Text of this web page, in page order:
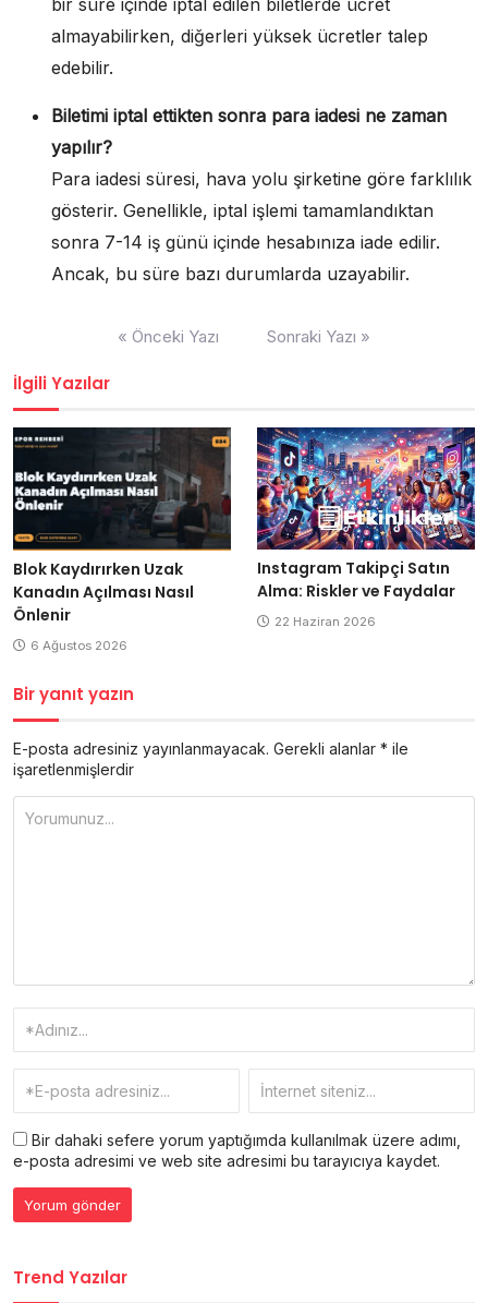
almayabilirken, diğerleri yüksek ücretler talep
edebilir.
Biletimi iptal ettikten sonra para iadesi ne zaman
yapılır?
Para iadesi süresi, hava yolu şirketine göre farklılık
gösterir. Genellikle, iptal işlemi tamamlandıktan
sonra 7-14 iş günü içinde hesabınıza iade edilir.
Ancak, bu süre bazı durumlarda uzayabilir.
« Önceki Yazı Sonraki Yazı »
İlgili Yazılar
Blok Kaydırırken Uzak
Kanadın Açılması Nasıl
Önlenir
6 Ağustos 2026
Instagram Takipçi Satın
Alma: Riskler ve Faydalar
22 Haziran 2026
Bir yanıt yazın
E-posta adresiniz yayınlanmayacak. Gerekli alanlar * ile
işaretlenmişlerdir
Bir dahaki sefere yorum yaptığımda kullanılmak üzere adımı,
e-posta adresimi ve web site adresimi bu tarayıcıya kaydet.
Trend Yazılar